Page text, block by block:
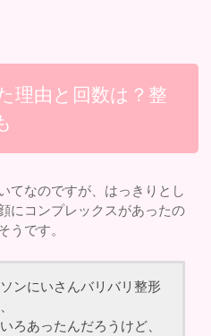
理由と回数は？整
てなのですが、はっきりとし
にコンプレックスがあったの
うです。
ンにいさんバリバリ整形
ろあったんだろうけど、